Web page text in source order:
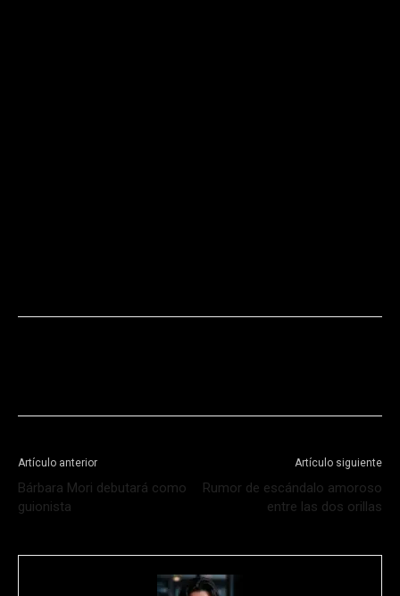
Artículo anterior
Bárbara Mori debutará como
guionista
Artículo siguiente
Rumor de escándalo amoroso
entre las dos orillas